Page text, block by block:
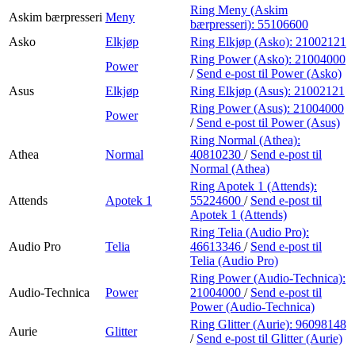
Askim bærpresseri Meny
Ring Meny (Askim
bærpresseri): 55106600
Asko
Elkjøp Ring Elkjøp (Asko): 21002121
Power
Ring Power (Asko): 21004000
/ Send e-post til Power (Asko)
Asus
Elkjøp Ring Elkjøp (Asus): 21002121
Power
Ring Power (Asus): 21004000
/ Send e-post til Power (Asus)
Athea Normal
Ring Normal (Athea):
40810230 / Send e-post til
Normal (Athea)
Attends Apotek 1
Ring Apotek 1 (Attends):
55224600 / Send e-post til
Apotek 1 (Attends)
Audio Pro Telia
Ring Telia (Audio Pro):
46613346 / Send e-post til
Telia (Audio Pro)
Audio-Technica Power
Ring Power (Audio-Technica):
21004000 / Send e-post til
Power (Audio-Technica)
Aurie
Glitter
Ring Glitter (Aurie): 96098148
/ Send e-post til Glitter (Aurie)